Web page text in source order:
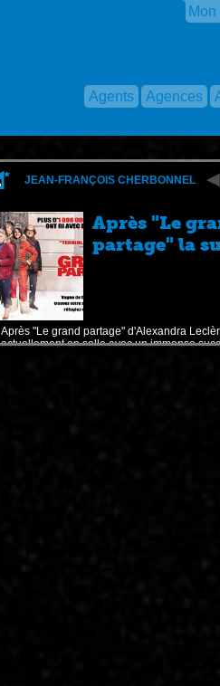
Agents Agences
JEAN-FRANÇOIS CHERBONNEL
Après "Le
partage" la
Après "Le grand partage" d'Alexandra
actuellement en salle avec un immense